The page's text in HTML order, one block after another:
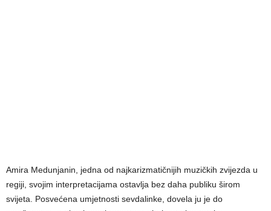
Amira Medunjanin, jedna od najkarizmatičnijih muzičkih zvijezda u
regiji, svojim interpretacijama ostavlja bez daha publiku širom
svijeta. Posvećena umjetnosti sevdalinke, dovela ju je do